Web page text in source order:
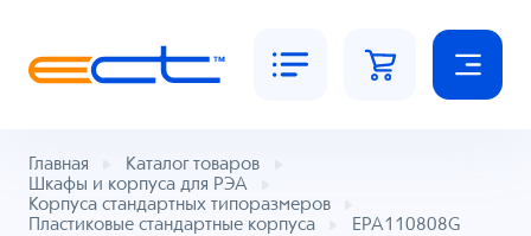
Главная
Каталог товаров
Шкафы и корпуса для РЭА
Корпуса стандартных типоразмеров
Пластиковые стандартные корпуса
EPA110808G